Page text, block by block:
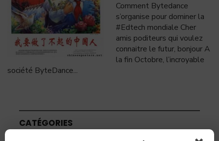
Comment Bytedance
s’organise pour dominer la
#Edtech mondiale Cher
amis poditeurs qui voulez
connaitre le futur, bonjour A
la fin Octobre, l’incroyable
société ByteDance...
CATÉGORIES